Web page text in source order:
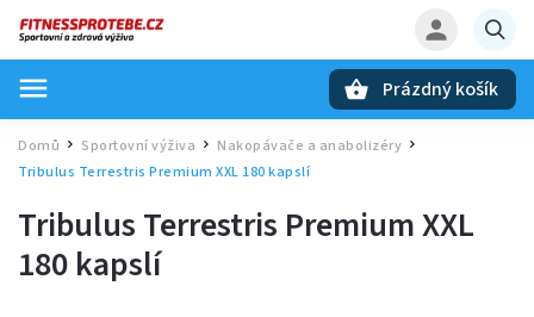
Prázdný košík
Domů / Sportovní výživa / Nakopávače a anabolizéry /
Tribulus Terrestris Premium XXL 180 kapslí
Tribulus Terrestris Premium XXL
180 kapslí